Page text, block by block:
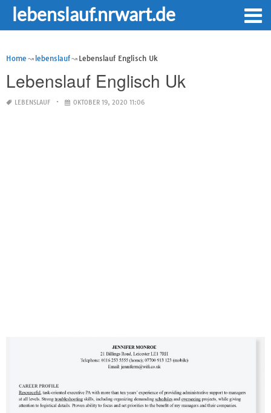
lebenslauf.nrwart.de
Home lebenslauf Lebenslauf Englisch Uk
Lebenslauf Englisch Uk
LEBENSLAUF OKTOBER 19, 2020 11:06